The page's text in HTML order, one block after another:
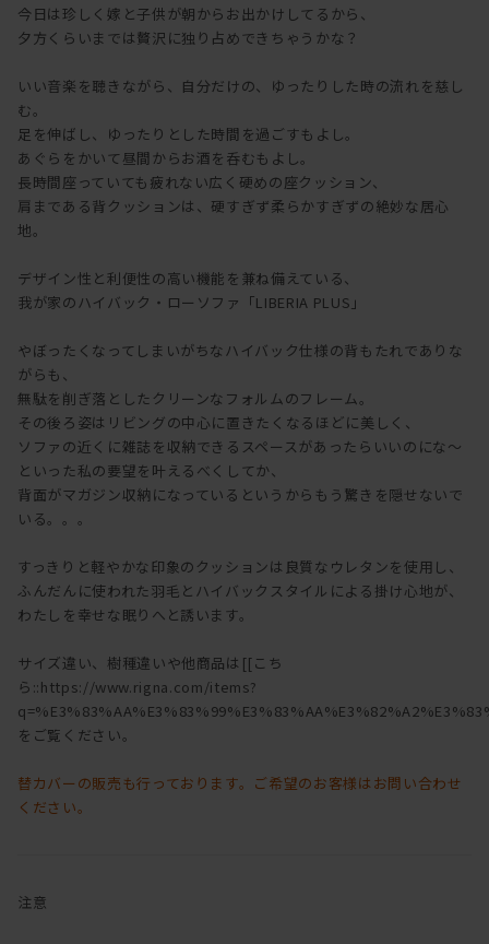
今日は珍しく嫁と子供が朝からお出かけしてるから、
夕方くらいまでは贅沢に独り占めできちゃうかな？
いい音楽を聴きながら、自分だけの、ゆったりした時の流れを慈し
む。
足を伸ばし、ゆったりとした時間を過ごすもよし。
あぐらをかいて昼間からお酒を呑むもよし。
長時間座っていても疲れない広く硬めの座クッション、
肩まである背クッションは、硬すぎず柔らかすぎずの絶妙な居心
地。
デザイン性と利便性の高い機能を兼ね備えている、
我が家のハイバック・ローソファ「LIBERIA PLUS」
やぼったくなってしまいがちなハイバック仕様の背もたれでありな
がらも、
無駄を削ぎ落としたクリーンなフォルムのフレーム。
その後ろ姿はリビングの中心に置きたくなるほどに美しく、
ソファの近くに雑誌を収納できるスペースがあったらいいのにな～
といった私の要望を叶えるべくしてか、
背面がマガジン収納になっているというからもう驚きを隠せないで
いる。。。
すっきりと軽やかな印象のクッションは良質なウレタンを使用し、
ふんだんに使われた羽毛とハイバックスタイルによる掛け心地が、
わたしを幸せな眠りへと誘います。
サイズ違い、樹種違いや他商品は[[こち
ら::https://www.rigna.com/items?
をご覧ください。
替カバーの販売も行っております。ご希望のお客様はお問い合わせ
ください。
注意